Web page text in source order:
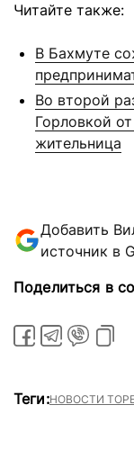
Читайте также:
В Бахмуте
Во второй
Горловкой
жительница
Добавить
источник в
Поделиться в
Теги:НОВОСТИ